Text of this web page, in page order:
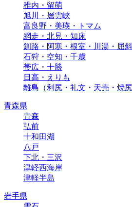
稚内・留萌
旭川・層雲峡
富良野・美瑛・トマム
網走・北見・知床
釧路・阿寒・根室・川湯・屈
石狩・空知・千歳
帯広・十勝
日高・えりも
離島（利尻・礼文・天売・焼尻
青森県
青森
弘前
十和田湖
八戸
下北・三沢
津軽西海岸
津軽半島
岩手県